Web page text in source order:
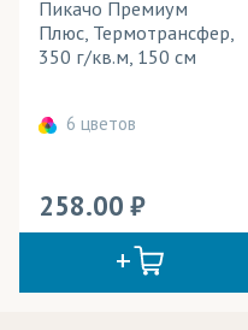
Пикачо Премиум
Плюс, Термотрансфер,
350 г/кв.м, 150 см
6 цветов
258.00